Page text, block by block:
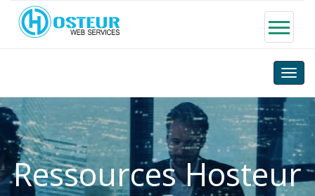
Toggle
Ressources Hosteur